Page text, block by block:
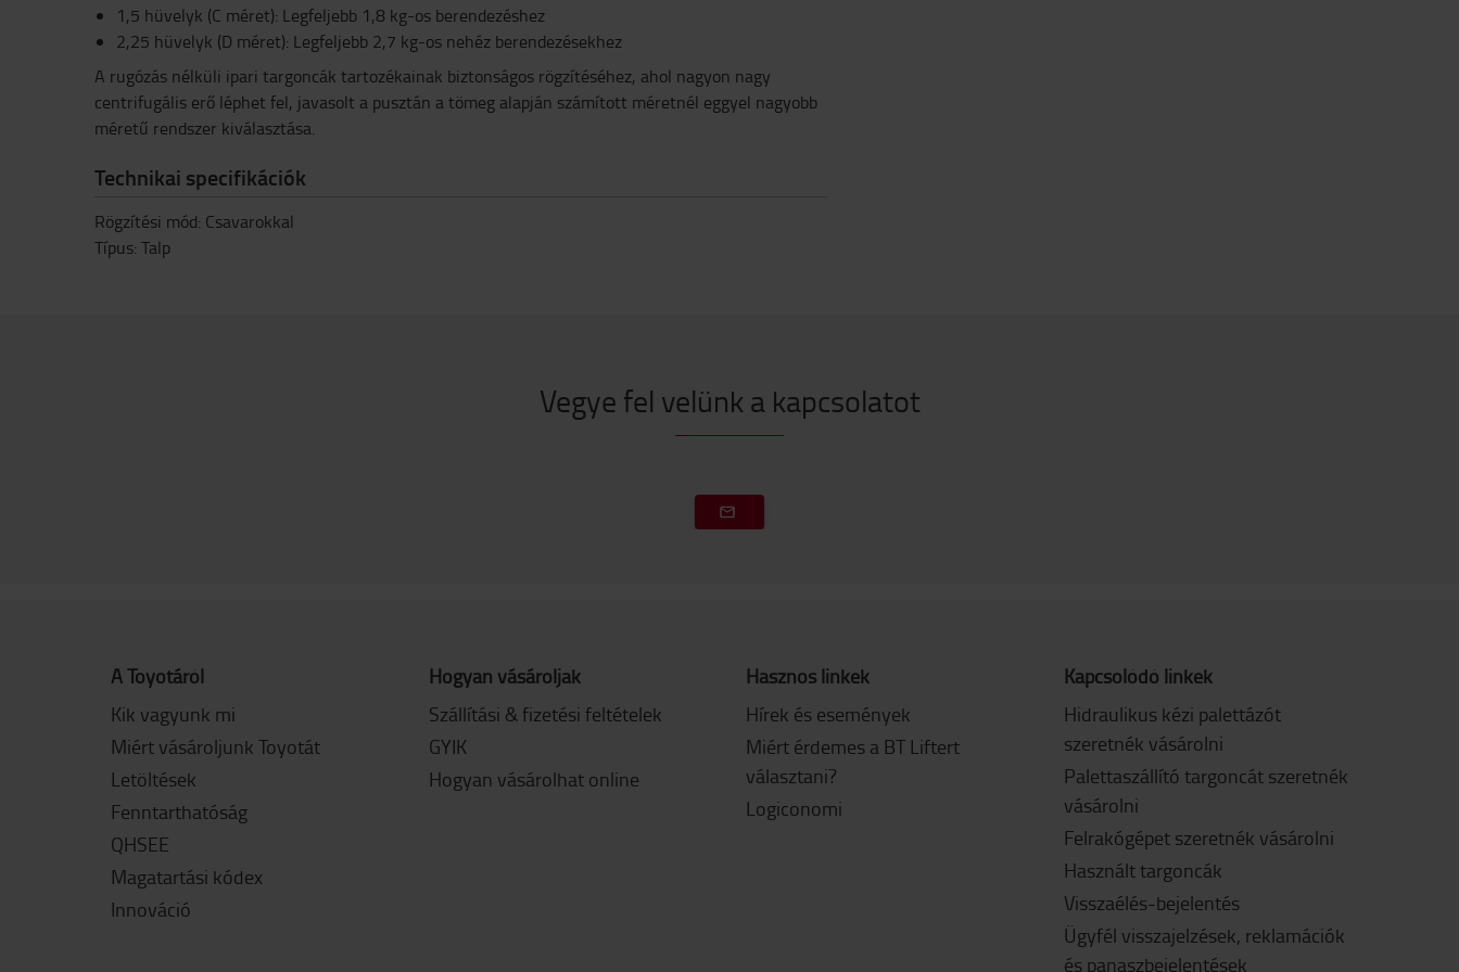
1,5 hüvelyk (C méret): Legfeljebb 1,8 kg-os berendezéshez
2,25 hüvelyk (D méret): Legfeljebb 2,7 kg-os nehéz berendezésekhez
A rugózás nélküli ipari targoncák tartozékainak biztonságos rögzítéséhez, ahol nagyon nagy
centrifugális erő léphet fel, javasolt a pusztán a tömeg alapján számított méretnél eggyel nagyobb
méretű rendszer kiválasztása.
Technikai specifikációk
Rögzítési mód: Csavarokkal
Típus: Talp
Vegye fel velünk a kapcsolatot
A Toyotáról
Kik vagyunk mi
Miért vásároljunk Toyotát
Letöltések
Fenntarthatóság
QHSEE
Magatartási kódex
Innováció
Hogyan vásároljak
Szállítási & fizetési feltételek
GYIK
Hogyan vásárolhat online
Hasznos linkek
Hírek és események
Miért érdemes a BT Liftert
választani?
Logiconomi
Kapcsolódó linkek
Hidraulikus kézi palettázót
szeretnék vásárolni
Palettaszállító targoncát szeretnék
vásárolni
Felrakógépet szeretnék vásárolni
Használt targoncák
Visszaélés-bejelentés
Ügyfél visszajelzések, reklamációk
és panaszbejelentések